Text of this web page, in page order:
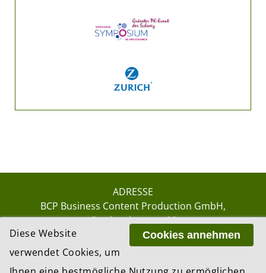
ADRESSE
BCP Business Content Production GmbH
Gotthardstrasse 38
8002 ZürichCookies annehmen
Diese Website
verwendet Cookies, um